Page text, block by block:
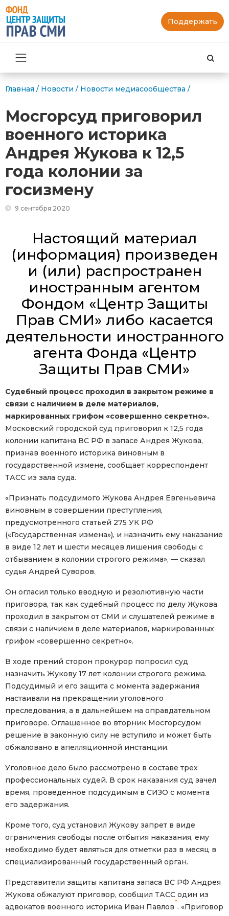
Поддержать
Главная / Новости / Новости медиасообщества /
Мосгорсуд приговорил
военного историка
Андрея Жукова к 12,5
года колонии за
госизмену
9 сентября 2020
Настоящий материал
(информация) произведен
и (или) распространен
иностранным агентом
Фондом «Центр Защиты
Прав СМИ» либо касается
деятельности иностранного
агента Фонда «Центр
Защиты Прав СМИ»
Судебный процесс проходил в закрытом режиме в
связи с наличием в деле материалов,
маркированных грифом «совершенно секретно».
Московский городской суд приговорил к 12,5 года
колонии капитана ВС РФ в запасе Андрея Жукова,
признав военного историка виновным в
государственной измене, сообщает корреспондент
ТАСС из зала суда.
«Признать подсудимого Жукова Андрея Евгеньевича
виновным в совершении преступления,
предусмотренного статьей 275 УК РФ
(«Государственная измена»), и назначить ему наказание
в виде 12 лет и шести месяцев лишения свободы с
отбыванием в колонии строгого режима», — сказал
судья Андрей Суворов.
Он огласил только вводную и резолютивную части
приговора, так как судебный процесс по делу Жукова
проходил в закрытом от СМИ и слушателей режиме в
связи с наличием в деле материалов, маркированных
грифом «совершенно секретно».
В ходе прений сторон прокурор попросил суд
назначить Жукову 17 лет колонии строгого режима.
Подсудимый и его защита с момента задержания
настаивали на прекращении уголовного
преследования, а в дальнейшем на оправдательном
приговоре. Оглашенное во вторник Мосгорсудом
решение в законную силу не вступило и может быть
обжаловано в апелляционной инстанции.
Уголовное дело было рассмотрено в составе трех
профессиональных судей. В срок наказания суд зачел
время, проведенное подсудимым в СИЗО с момента
его задержания.
Кроме того, суд установил Жукову запрет в виде
ограничения свободы после отбытия наказания, ему
необходимо будет являться для отметки раз в месяц в
специализированный государственный орган.
Представители защиты капитана запаса ВС РФ Андрея
Жукова обжалуют приговор, сообщил ТАСС один из
адвокатов военного историка Иван Павлов
*
. «Приговор